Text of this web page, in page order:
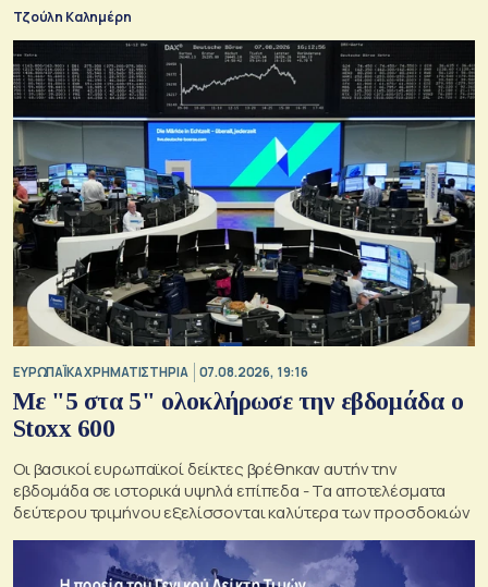
Τζούλη Καλημέρη
ΕΥΡΩΠΑΪΚΑ ΧΡΗΜΑΤΙΣΤΗΡΙΑ 07.08.2026, 19:16
Με "5 στα 5" ολοκλήρωσε την εβδομάδα ο
Stoxx 600
Οι βασικοί ευρωπαϊκοί δείκτες βρέθηκαν αυτήν την
εβδομάδα σε ιστορικά υψηλά επίπεδα - Τα αποτελέσματα
δεύτερου τριμήνου εξελίσσονται καλύτερα των προσδοκιών